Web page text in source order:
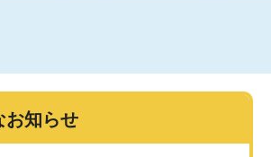
お知らせ